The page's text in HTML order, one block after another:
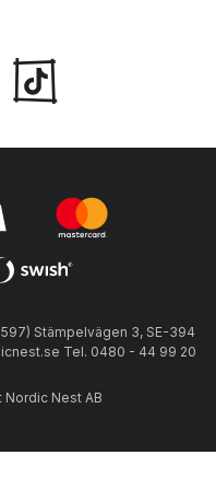
Stämpelvägen 3, SE-394
Tel. 0480 - 44 99 20
Nest AB